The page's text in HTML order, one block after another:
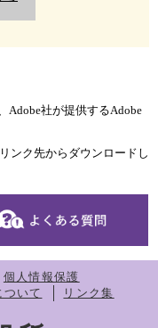
Adobe社が提供するAdobe
ンク先からダウンロードし
個人情報保護
いて リンク集